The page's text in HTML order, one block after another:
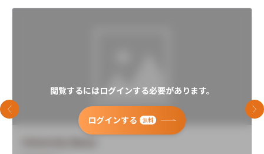
閲覧するにはログインする必要があります。
ログインする 無料
前のスライド 次